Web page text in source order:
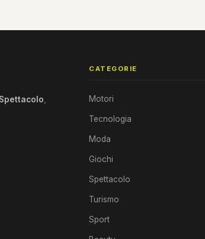
Spettacolo
CATEGORIE
Motori
Tecnologia
Moda
Giochi
Spettacolo
Turismo
Sport